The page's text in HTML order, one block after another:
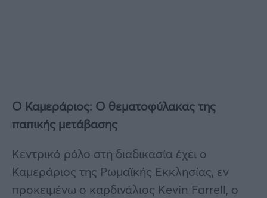
Ο Καμεράριος: Ο θεματοφύλακας της
παπικής μετάβασης
Κεντρικό ρόλο στη διαδικασία έχει ο
Καμεράριος της Ρωμαϊκής Εκκλησίας, εν
προκειμένω ο καρδινάλιος Kevin Farrell, ο